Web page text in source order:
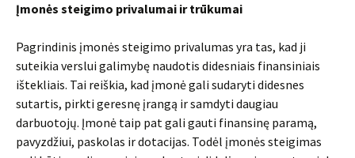
Įmonės steigimo privalumai ir trūkumai
Pagrindinis įmonės steigimo privalumas yra tas, kad ji
suteikia verslui galimybę naudotis didesniais finansiniais
ištekliais. Tai reiškia, kad įmonė gali sudaryti didesnes
sutartis, pirkti geresnę įrangą ir samdyti daugiau
darbuotojų. Įmonė taip pat gali gauti finansinę paramą,
pavyzdžiui, paskolas ir dotacijas. Todėl įmonės steigimas